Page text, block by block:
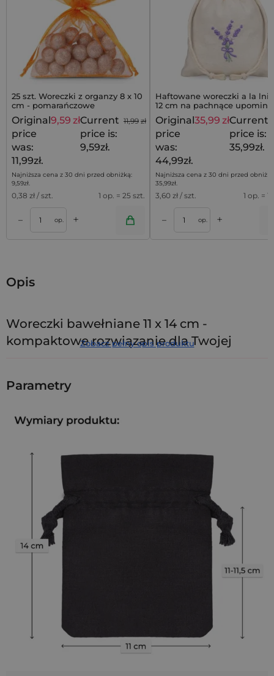
25 szt. Woreczki z organzy 8 x 10
cm - pomarańczowe
11,99 zł
Original
price
was:
11,99zł.
9,59 złCurrent
price is:
9,59zł.
Najniższa cena z 30 dni przed obniżką:
9,59zł.
0,38 zł / szt. 1 op. = 25 szt.
– op. +
Haftowane woreczki a la
12 cm na pachnące
zestaw 10 szt.
Original
price
was:
44,99zł.
35,99 złCurrent
price is:
35,99zł.
Najniższa cena z 30 dni przed
35,99zł.
3,60 zł / szt. 1 op. =
– op. +
Dodaj do koszyka
Opis
Woreczki bawełniane 11 x 14 cm -
kompaktowe rozwiązanie dla Twojej
wydaje. Zestaw
estetycznego pakowania i komunikowania jakości - idealne
do zestawów firmowych, zamówień online oraz prezentów
Naturalna bawełna, uniwersalna forma
Wykonane ze
o gramaturze 140
są lekkie, przewiewne i przyjemne w dotyku.
Wbudowany sznurek ułatwia zamykanie, a
klasyczny czarny
dodaje elegancji każdej przesyłce. To rozwiązanie, które
sprawdza się zarówno w codziennej pracy, jak i podczas
wydarzeń specjalnych.
Upominki i karty- voucher, zaproszenie, kartka z
Zobacz pełny opis produktu
Parametry